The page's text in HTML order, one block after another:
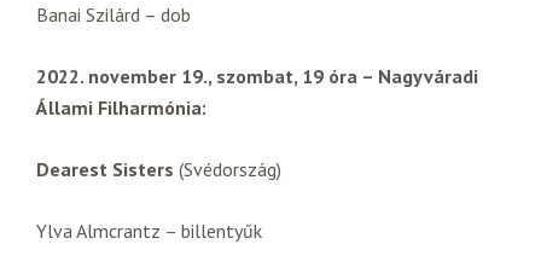
Banai Szilárd – dob
2022. november 19., szombat, 19 óra – Nagyváradi
Állami Filharmónia:
Dearest Sisters (Svédország)
Ylva Almcrantz – billentyűk